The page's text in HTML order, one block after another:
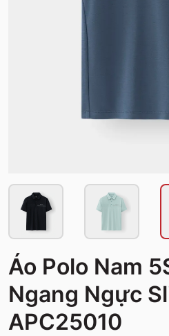
Áo Polo Nam
Ngang Ngực
APC25010